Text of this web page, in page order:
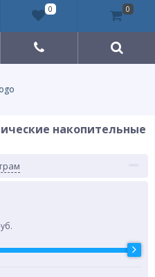
накопительные
0 0